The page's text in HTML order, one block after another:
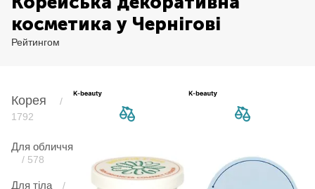
косметика у Чернігові
Рейтингом
Корея
/
1792
Для обличчя
/ 578
Для тіла
/